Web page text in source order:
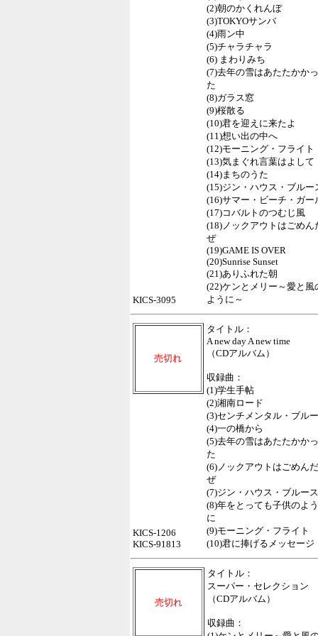
(2)朝のかくれんぼ
(3)TOKYOサンバ
(4)雨ン中
(5)チャラチャラ
(6) まわりみち
(7)去年の雪はあたたかかっ
た
(8)ガラス窓
(9)桜散る
(10)君を迎えに来たよ
(11)想い出の中へ
(12)モーニング・フライト
(13)気まぐれ言葉はよして
(14)まちのうた
(15)ジン・ハウス・ブルー
(16)サマー・ビーチ・ガー
(17)コバルトのつむじ風
(18)ノックアウトはごめん
ぜ
(19)GAME IS OVER
(20)Sunrise Sunset
(21)ありふれた朝
(22)ケンとメリー～愛と風
ように～
KICS-3095
売切れ
タイトル：
A new day A new time
（CDアルバム）
収録曲：
(1)学生手帖
(2)湘南ロード
(3)センチメンタル・ブルー
(4)一の橋から
(5)去年の雪はあたたかかっ
た
(6)ノックアウトはごめんだ
ぜ
(7)ジン・ハウス・ブルース
(8)年をとっても子供のよう
に
(9)モーニング・フライト
(10)君に捧げるメッセージ
KICS-1206
KICS-91813
売切れ
タイトル：
スーパー・セレクション
（CDアルバム）
収録曲：